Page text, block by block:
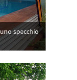
specchio